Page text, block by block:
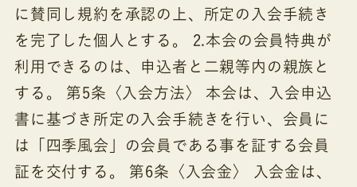
に賛同し規約を承認の上、所定の入会手続き
を完了した個人とする。 2.本会の会員特典が
利用できるのは、申込者と二親等内の親族と
する。 第5条〈入会方法〉 本会は、入会申込
書に基づき所定の入会手続きを行い、会員に
は「四季風会」の会員である事を証する会員
証を交付する。 第6条〈入会金〉 入会金は、